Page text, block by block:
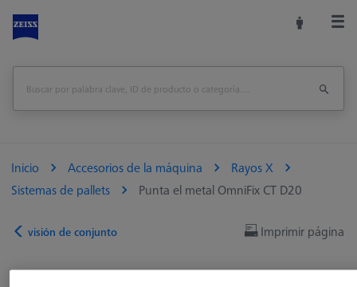
Inicio Accesorios de la máquina
Rayos X
Sistemas de pallets
Punta el metal OmniFix CT D20
Imprimir página
visión de conjunto